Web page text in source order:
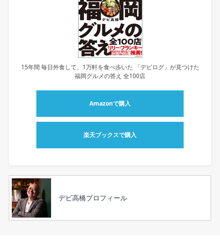
15年間 毎日外食して、1万軒を食べ歩いた 「デビログ」が見つけた
福岡グルメの答え 全100店
Amazonで購入
楽天ブックスで購入
デビ高橋プロフィール